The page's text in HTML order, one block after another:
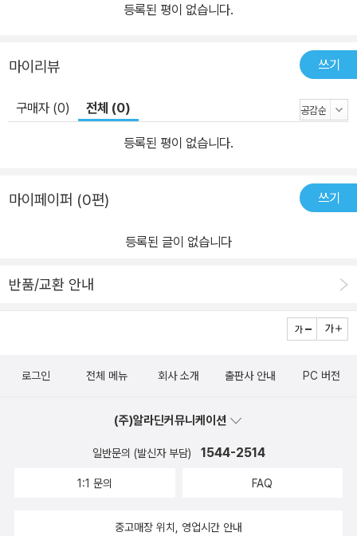
등록된 평이 없습니다.
마이리뷰 쓰기
구매자 (0) 전체 (0)
등록된 평이 없습니다.
마이페이퍼 (0편) 쓰기
등록된 글이 없습니다
반품/교환 안내
로그인 전체 메뉴 회사 소개 출판사 안내 PC 버전
(주)알라딘커뮤니케이션
일반문의 (발신자 부담) 1544-2514
1:1 문의 FAQ
중고매장 위치, 영업시간 안내